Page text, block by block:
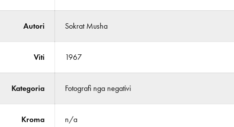
Autori Sokrat Musha
Viti 1967
Kategoria Fotografi nga negativi
Kroma n/a